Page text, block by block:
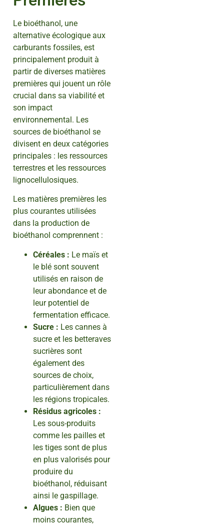
Le bioéthanol, une
alternative écologique aux
carburants fossiles, est
principalement produit à
partir de diverses matières
premières qui jouent un rôle
crucial dans sa viabilité et
son impact
environnemental. Les
sources de bioéthanol se
divisent en deux catégories
principales : les ressources
terrestres et les ressources
lignocellulosiques.
Les matières premières les
plus courantes utilisées
dans la production de
bioéthanol comprennent :
Céréales : Le maïs et
le blé sont souvent
utilisés en raison de
leur abondance et de
leur potentiel de
fermentation efficace.
Sucre : Les cannes à
sucre et les betteraves
sucrières sont
également des
sources de choix,
particulièrement dans
les régions tropicales.
Résidus agricoles :
Les sous-produits
comme les pailles et
les tiges sont de plus
en plus valorisés pour
produire du
bioéthanol, réduisant
ainsi le gaspillage.
Algues : Bien que
moins courantes,